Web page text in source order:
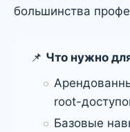
большинства
📌 Что нужно
root-
Базовые